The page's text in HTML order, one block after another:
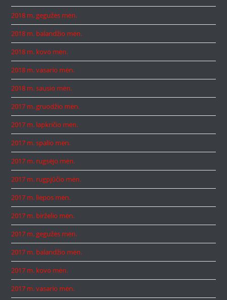
2018 m. gegužės mėn.
2018 m. balandžio mėn.
2018 m. kovo mėn.
2018 m. vasario mėn.
2018 m. sausio mėn.
2017 m. gruodžio mėn.
2017 m. lapkričio mėn.
2017 m. spalio mėn.
2017 m. rugsėjo mėn.
2017 m. rugpjūčio mėn.
2017 m. liepos mėn.
2017 m. birželio mėn.
2017 m. gegužės mėn.
2017 m. balandžio mėn.
2017 m. kovo mėn.
2017 m. vasario mėn.